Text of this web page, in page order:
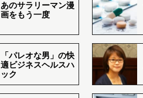
あのサラリーマン漫
画をもう一度
「パレオな男」の快
適ビジネスヘルスハ
ック